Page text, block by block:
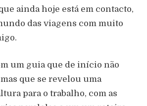
ainda hoje está em contacto,
das viagens com muito
um guia que de início não
que se revelou uma
para o trabalho, com as